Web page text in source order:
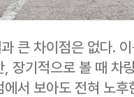
큰 차이점은 없다.
장기적으로 볼 때 차
서 보아도 전혀 노